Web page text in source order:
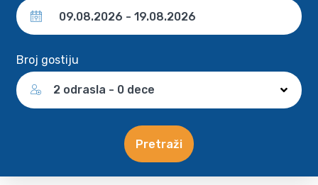
Broj gostiju
2 odrasla - 0 dece
Pretraži